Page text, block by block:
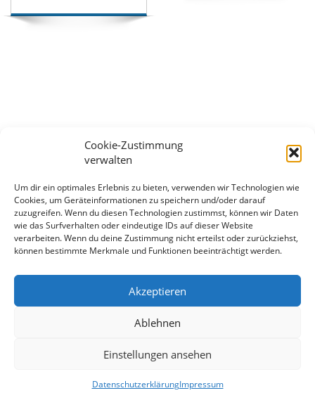
Cookie-Zustimmung
verwalten
Um dir ein optimales Erlebnis zu bieten, verwenden wir Technologien wie
Cookies, um Geräteinformationen zu speichern und/oder darauf
zuzugreifen. Wenn du diesen Technologien zustimmst, können wir Daten
wie das Surfverhalten oder eindeutige IDs auf dieser Website
verarbeiten. Wenn du deine Zustimmung nicht erteilst oder zurückziehst,
können bestimmte Merkmale und Funktionen beeinträchtigt werden.
Akzeptieren
Ablehnen
Einstellungen ansehen
DatenschutzerklärungImpressum
Mehr Spaß und Sicherheit im Schnee
- mit der Snowboardschule Oberhof
Info und Anmeldung!
ITMsolutions